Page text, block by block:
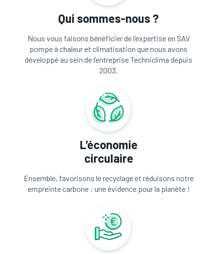
Qui sommes-nous ?
Nous vous faisons bénéficier de l’expertise en SAV
pompe à chaleur et climatisation que nous avons
développé au sein de l’entreprise Techniclima depuis
2003.
L’économie
circulaire
Ensemble, favorisons le recyclage et réduisons notre
empreinte carbone : une évidence pour la planète !